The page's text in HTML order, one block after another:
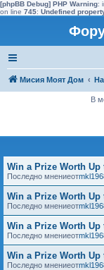
[phpBB Debug] PHP Warning:
on line 745: Undefined
Мисия Моят Дом
В
Win a Prize Worth Up
Последно мнениеот
Win a Prize Worth Up
Последно мнениеот
Win a Prize Worth Up
Последно мнениеот
Win a Prize Worth Up
Последно мнениеот